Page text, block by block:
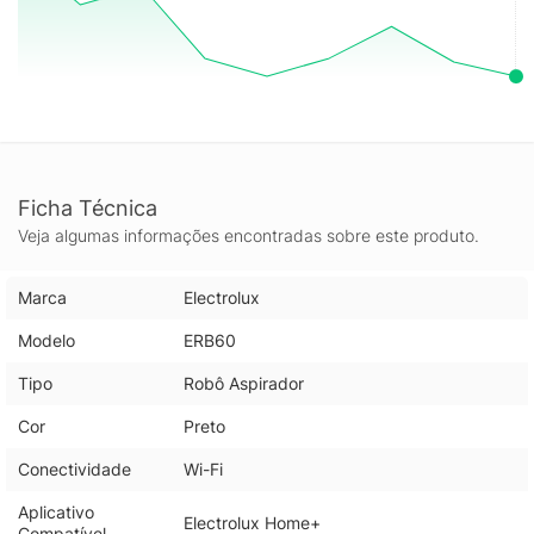
robusta, acabamento elegante em preto e recursos inteligentes
elevam a experiência de uso, proporcionando resultados
consistentes em diferentes cômodos e rotinas.
Ficha Técnica
Veja algumas informações encontradas sobre este produto.
Marca Electrolux
Modelo ERB60
Tipo Robô Aspirador
Cor Preto
Conectividade Wi-Fi
Aplicativo
Electrolux Home+